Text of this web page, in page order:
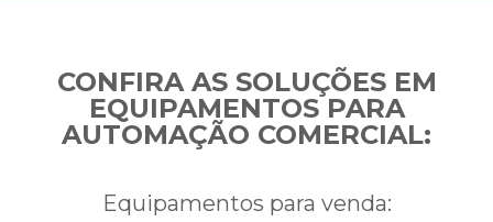
CONFIRA AS SOLUÇÕES EM
EQUIPAMENTOS PARA
AUTOMAÇÃO COMERCIAL:
Equipamentos para venda: